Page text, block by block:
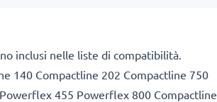
inclusi nelle liste di compatibilità.
140 Compactline 202 Compactline 750
455 Powerflex 800 Compactline